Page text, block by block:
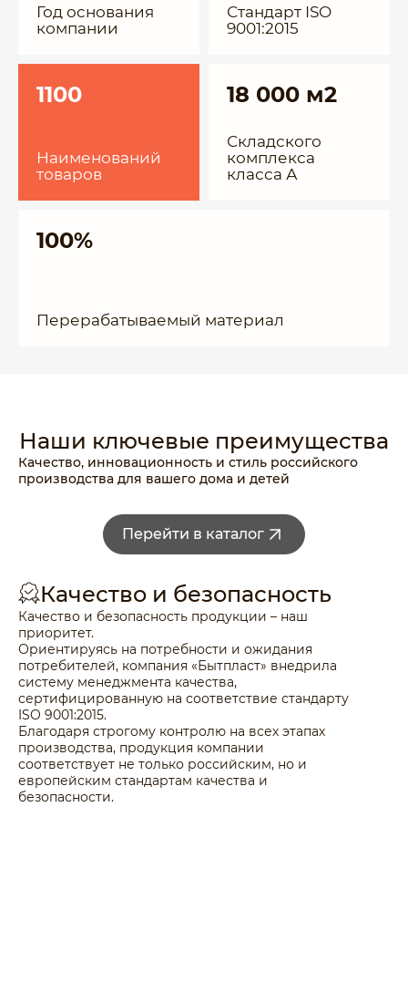
Год основания
компании
Стандарт ISO
9001:2015
1100
Наименований
товаров
18 000 м2
Складского
комплекса
класса А
100%
Перерабатываемый материал
Наши ключевые преимущества
Качество, инновационность и стиль российского
производства для вашего дома и детей
Перейти в каталог
Качество и безопасность
Качество и безопасность продукции – наш
приоритет.
Ориентируясь на потребности и ожидания
потребителей, компания «Бытпласт» внедрила
систему менеджмента качества,
сертифицированную на соответствие стандарту
ISO 9001:2015.
Благодаря строгому контролю на всех этапах
производства, продукция компании
соответствует не только российским, но и
европейским стандартам качества и
безопасности.